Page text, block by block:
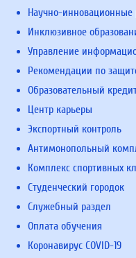
Научно-инновационные
Инклюзивное
Управление
Рекомендации по
Образовательный
Центр карьеры
Экспортный контроль
Антимонопольный
Комплекс спортивных
Студенческий городок
Служебный раздел
Оплата обучения
Коронавирус COVID-19